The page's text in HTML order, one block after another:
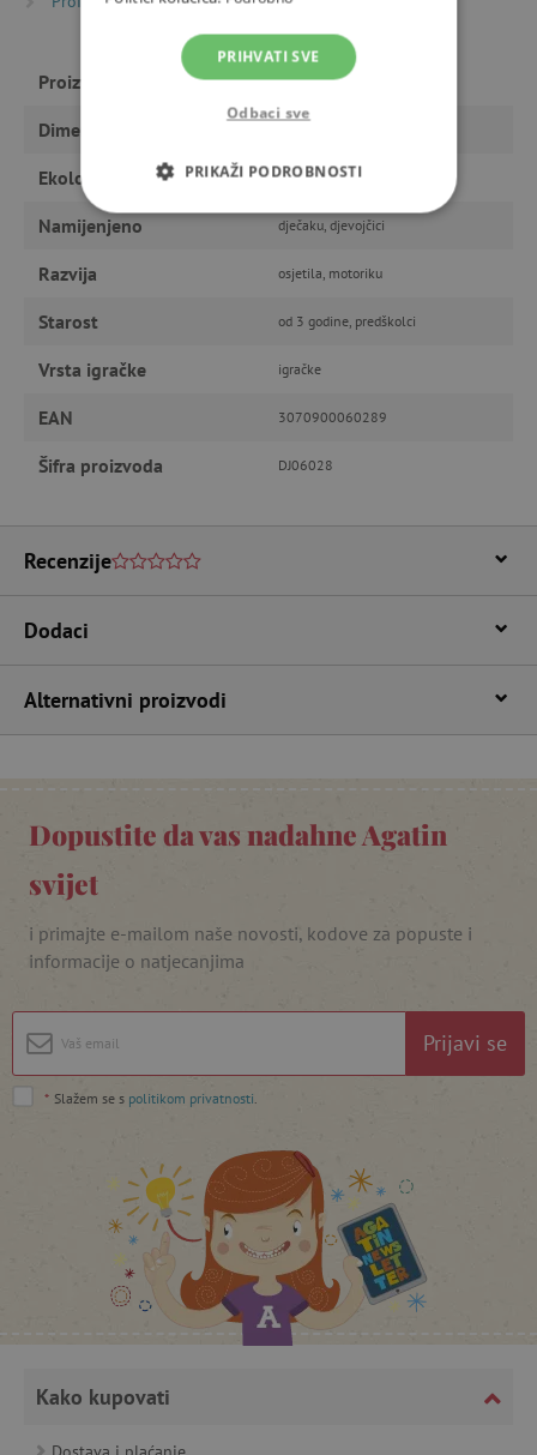
Proizvođač Djeco
Dimenzije
Ekološki proizvod da
Namijenjeno dječaku, djevojčici
Razvija osjetila, motoriku
Starost od 3 godine, predškolci
Vrsta igračke igračke
EAN 3070900060289
Šifra proizvoda DJ06028
Recenzije
Dodaci
Alternativni proizvodi
Dopustite da vas nadahne Agatin
svijet
i primajte e-mailom naše novosti, kodove za popuste i
informacije o natjecanjima
Prijavi se
* Slažem se s politikom privatnosti
Kako kupovati
PRIHVATI SVE
Odbaci sve
PRIKAŽI PODROBNOSTI
NUŽNO POTREBNI KOLAČIĆI
CILJANOST
Nužno potrebni kolačići omogućavaju osnovnu
npr. upis korisnika na stranici te uređivanje
Ime
CookieScriptConsent
www.agatinsvijet.hr
www.agatinsvijet.hr
Googleovu politiku privatnosti